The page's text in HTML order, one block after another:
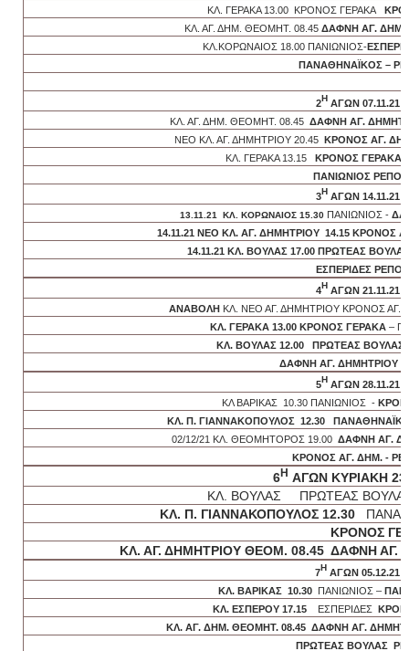
ΚΛ. ΓΕΡΑΚΑ 13.00 ΚΡΟΝΟΣ ΓΕΡΑΚΑ
ΚΛ. ΑΓ. ΔΗΜ. ΘΕΟΜΗΤ. 08.45ΔΑΦΝΗ ΑΓ. ΔΗΜ.
ΚΛ.ΚΟΡΩΝΑΙΟΣ 18.00 ΠΑΝΙΩΝΙΟΣ-
ΠΑΝΑΘΗΝΑΪΚΟΣ –
2ΗΑΓΩΝ 07.11.21
ΚΛ. ΑΓ. ΔΗΜ. ΘΕΟΜΗΤ. 08.45 ΔΑΦΝΗ ΑΓ.
ΝΕΟ ΚΛ. ΑΓ. ΔΗΜΗΤΡΙΟΥ 20.45
ΚΡΟΝΟΣ ΑΓ.
ΚΛ. ΓΕΡΑΚΑ 13.15
ΚΡΟΝΟΣ ΓΕΡΑΚΑ
ΠΑΝΙΩΝΙΟΣ ΡΕΠΟ
3ΗΑΓΩΝ 14.11.21
13.11.21 ΚΛ. KOΡΩΝΑΙΟΣ 15.30ΠΑΝΙΩΝΙΟΣ -
14.11.21 ΝΕΟ ΚΛ. ΑΓ. ΔΗΜΗΤΡΙΟΥ 14.15 ΚΡΟΝΟΣ
14.11.21 ΚΛ. ΒΟΥΛΑΣ 17.00 ΠΡΩΤΕΑΣ
ΕΣΠΕΡΙΔΕΣ ΡΕΠΟ
4ΗΑΓΩΝ 21.11.21
ΑΝΑΒΟΛΗ ΚΛ. ΝΕΟ ΑΓ. ΔΗΜΗΤΡΙΟΥ ΚΡΟΝΟΣ
ΚΛ. ΓΕΡΑΚΑ 13.00 ΚΡΟΝΟΣ ΓΕΡΑΚΑ–
ΚΛ. ΒΟΥΛΑΣ 12.00
ΠΡΩΤΕΑΣ ΒΟΥΛΑΣ
ΔΑΦΝΗ ΑΓ. ΔΗΜΗΤΡΙΟΥ -
5ΗΑΓΩΝ 28.11.21
ΚΛ ΒΑΡΙΚΑΣ 10.30 ΠΑΝΙΩΝΙΟΣ -
ΚΛ. Π. ΓΙΑΝΝΑΚΟΠΟΥΛΟΣ 12.30
02/12/21 ΚΛ. ΘΕΟΜΗΤΟΡΟΣ 19.00ΔΑΦΝΗ ΑΓ.
ΚΡΟΝΟΣ ΑΓ. ΔΗΜ. -
6Η ΑΓΩΝ ΚΥΡΙΑΚΗ
ΚΛ. ΒΟΥΛΑΣ ΠΡΩΤΕΑΣ
ΚΛ. Π. ΓΙΑΝΝΑΚΟΠΟΥΛΟΣ 12.30
ΚΡΟΝΟΣ ΓΕΡΑΚΑ –
ΚΛ. ΑΓ. ΔΗΜΗΤΡΙΟΥ ΘΕΟΜ. 08.45 ΔΑΦΝΗ ΑΓ.
7Η ΑΓΩΝ 05.12.21
ΚΛ. ΒΑΡΙΚΑΣ 10.30 ΠΑΝΙΩΝΙΟΣ –
ΚΛ. ΕΣΠΕΡΟΥ 17.15 ΕΣΠΕΡΙΔΕΣ
ΚΛ. ΑΓ. ΔΗΜ. ΘΕΟΜΗΤ. 08.45 ΔΑΦΝΗ ΑΓ.
ΠΡΩΤΕΑΣ ΒΟΥΛΑΣ